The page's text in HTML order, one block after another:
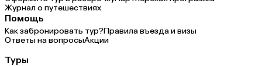
Журнал о путешествиях
Помощь
Как забронировать тур?Правила въезда и визы
Ответы на вопросыАкции
Туры